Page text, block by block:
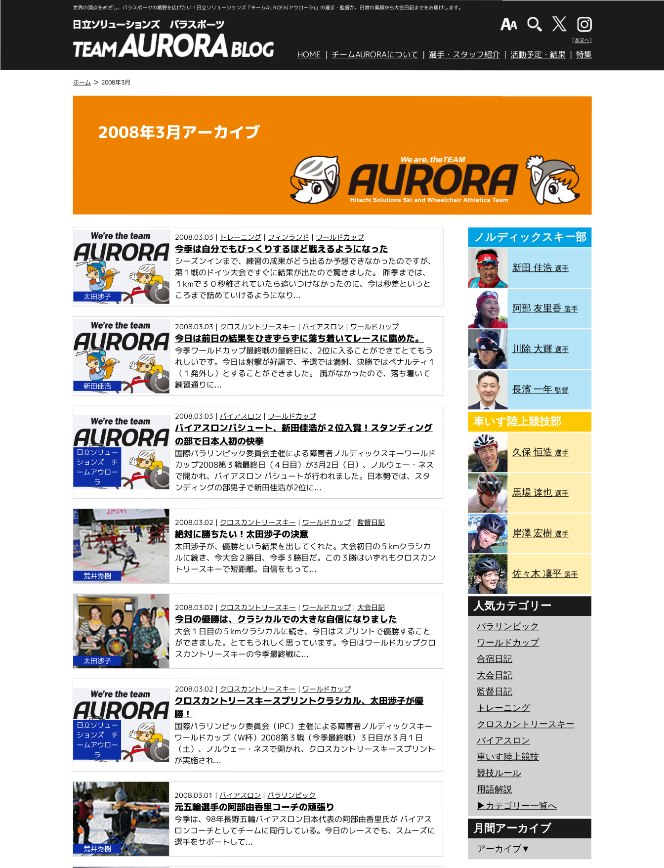
世界の頂点をめざし、パラスポーツの裾野を広げたい！日立ソリューションズ「チームAUROEA(アウローラ)」の選手・監督が、日常の素顔から大会日記までをお届けします。
[本文へ]
HOME チームAURORAについて 選手・スタッフ紹介 活動予定・結果 特集
ホーム > 2008年3月
2008年3月アーカイブ
太田渉子
2008.03.03 | トレーニング| フィンランド | ワールドカップ
今季は自分でもびっくりするほど戦えるようになった
シーズンインまで、練習の成果がどう出るか予想できなかったのですが、
第１戦のドイツ大会ですぐに結果が出たので驚きました。 昨季までは、
１kmで３０秒離されていたら追いつけなかったのに、今は秒差というと
ころまで詰めていけるようになり...
新田佳浩
2008.03.03 | クロスカントリースキー | バイアスロン | ワールドカップ
今日は前日の結果をひきずらずに落ち着いてレースに臨めた。
今季ワールドカップ最終戦の最終日に、2位に入ることができてとてもう
れしいです。今日は射撃が好調で、予選では満射、決勝ではペナルティ１
（１発外し）とすることができました。 風がなかったので、落ち着いて
練習通りに...
日立ソリュー
ションズ チ
ームアウロー
ラ
2008.03.03 | バイアスロン | ワールドカップ
バイアスロンパシュート、新田佳浩が２位入賞！スタンディング
の部で日本人初の快挙
国際パラリンピック委員会主催による障害者ノルディックスキーワールド
カップ2008第３戦最終日（４日目）が3月2日（日）、ノルウェー・ネス
で開かれ、バイアスロン パシュートが行われました。日本勢では、スタ
ンディングの部男子で新田佳浩が2位に...
荒井秀樹
2008.03.02 | クロスカントリースキー | ワールドカップ| 監督日記
絶対に勝ちたい！太田渉子の決意
太田渉子が、優勝という結果を出してくれた。大会初日の５kmクラシカ
ルに続き、今大会２勝目、今季３勝目だ。この３勝はいずれもクロスカン
トリースキーで短距離。自信をもって...
太田渉子
2008.03.02 | クロスカントリースキー | ワールドカップ| 大会日記
今日の優勝は、クラシカルでの大きな自信になりました
大会１日目の５kmクラシカルに続き、今日はスプリントで優勝すること
ができました。とてもうれしく思っています。今日はワールドカップクロ
スカントリースキーの今季最終戦に...
日立ソリュー
ションズ チ
ームアウロー
ラ
2008.03.02 | クロスカントリースキー | ワールドカップ
クロスカントリースキースプリントクラシカル、太田渉子が優
勝！
国際パラリンピック委員会（IPC）主催による障害者ノルディックスキー
ワールドカップ（W杯）2008第３戦（今季最終戦）３日目が３月１日
（土）、ノルウェー・ネスで開かれ、クロスカントリースキースプリント
が実施され...
荒井秀樹
2008.03.01 | バイアスロン | パラリンピック
元五輪選手の阿部由香里コーチの頑張り
今季は、98年長野五輪バイアスロン日本代表の阿部由香里氏が バイアス
ロンコーチとしてチームに同行している。今日のレースでも、スムーズに
選手をサポートして...
ノルディックスキー部
新田 佳浩選手
阿部 友里香選手
川除 大輝 選手
長濱 一年 監督
車いす陸上競技部
久保 恒造 選手
馬場 達也 選手
岸澤 宏樹 選手
佐々木 凜平 選手
人気カテゴリー
パラリンピック
ワールドカップ
合宿日記
大会日記
監督日記
トレーニング
クロスカントリースキー
バイアスロン
車いす陸上競技
競技ルール
用語解説
▶︎カテゴリー一覧へ
月間アーカイブ
アーカイブ▼